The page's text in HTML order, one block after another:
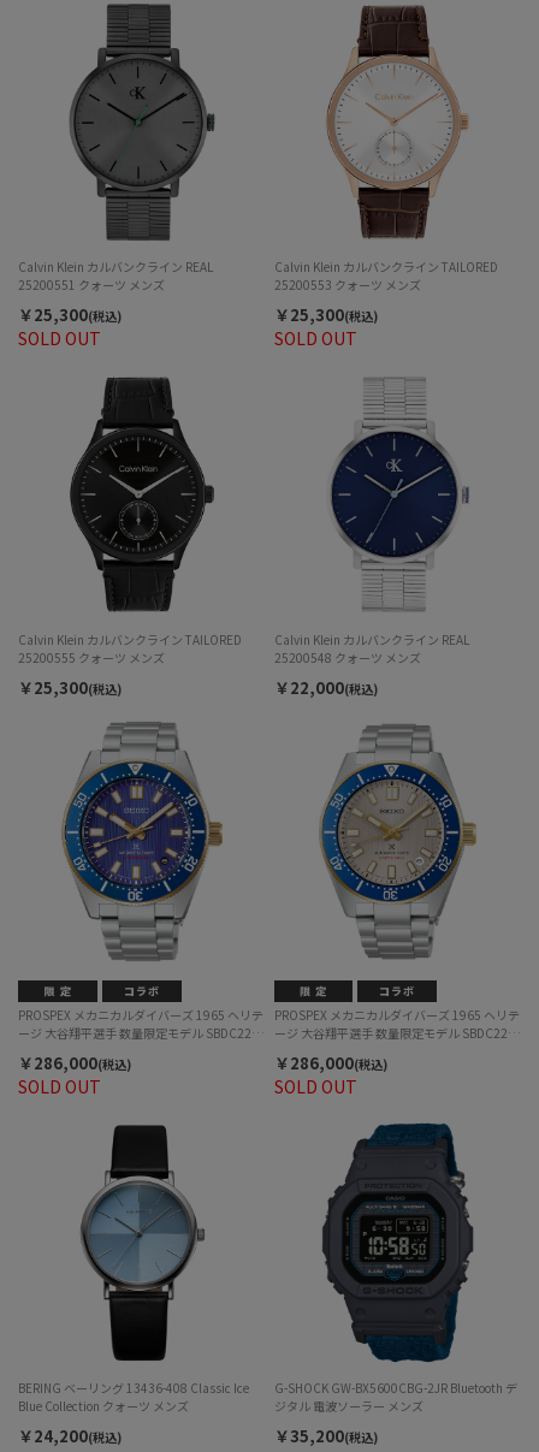
SOLD OUT
Calvin Klein カルバンクライン REAL
25200551 クォーツ メンズ
￥25,300(税込)
SOLD OUT
Calvin Klein カルバンクライン TAILORED
25200553 クォーツ メンズ
￥25,300(税込)
Calvin Klein カルバンクライン TAILORED
25200555 クォーツ メンズ
￥25,300(税込)
Calvin Klein カルバンクライン REAL
25200548 クォーツ メンズ
￥22,000(税込)
SOLD OUT
PROSPEX メカニカルダイバーズ 1965 ヘリテ
ージ 大谷翔平選手 数量限定モデル SBDC224
￥286,000(税込)
SOLD OUT
PROSPEX メカニカルダイバーズ 1965 ヘリテ
ージ 大谷翔平選手 数量限定モデル SBDC222
￥286,000(税込)
BERING ベーリング 13436-408 Classic Ice
Blue Collection クォーツ メンズ
￥24,200(税込)
G-SHOCK GW-BX5600CBG-2JR Bluetooth デ
ジタル 電波ソーラー メンズ
￥35,200(税込)